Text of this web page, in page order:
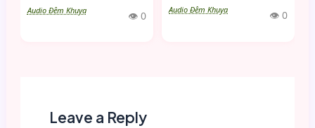
Audio Đêm Khuya 👁 0 Audio Đêm Khuya 👁 0
Leave a Reply